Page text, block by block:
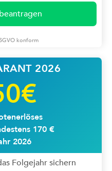
konform
2026
170 €
2026
Folgejahr sichern